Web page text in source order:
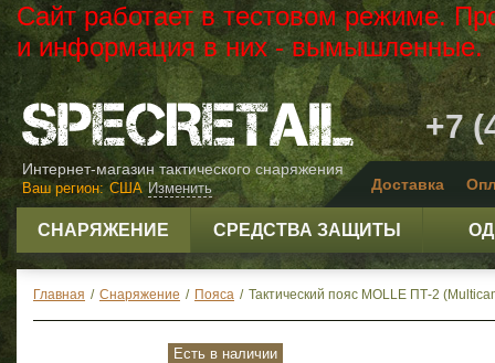
Сайт работает в тестовом режиме.
и информация в них - вымышленные.
Интернет-магазин тактического снаряжения
+7
Доставка
Изменить
Ваш регион: США
СНАРЯЖЕНИЕ СРЕДСТВА ЗАЩИТЫ
Главная / Снаряжение / Пояса / Тактический пояс MOLLE ПТ-2
Есть в наличии